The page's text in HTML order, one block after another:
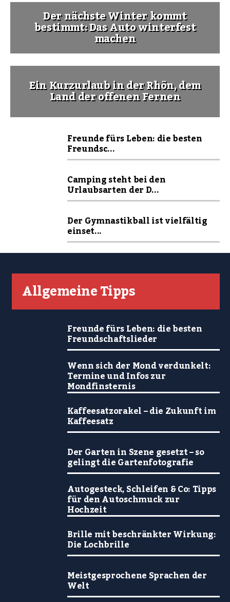
Der nächste Winter kommt
bestimmt: Das Auto winterfest
machen
Ein Kurzurlaub in der Rhön, dem
Land der offenen Fernen
Freunde fürs Leben: die besten
Freundsc...
Camping steht bei den
Urlaubsarten der D...
Der Gymnastikball ist vielfältig
einset...
Allgemeine Tipps
Freunde fürs Leben: die besten
Freundschaftslieder
Wenn sich der Mond verdunkelt:
Termine und Infos zur
Mondfinsternis
Kaffeesatzorakel – die Zukunft im
Kaffeesatz
Der Garten in Szene gesetzt – so
gelingt die Gartenfotografie
Autogesteck, Schleifen & Co: Tipps
für den Autoschmuck zur
Hochzeit
Brille mit beschränkter Wirkung:
Die Lochbrille
Meistgesprochene Sprachen der
Welt